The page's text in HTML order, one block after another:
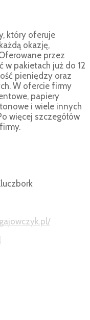
który oferuje
okazję,
przez
pakietach już do 12
pieniędzy oraz
W ofercie firmy
papiery
i wiele innych
więcej szczegółów